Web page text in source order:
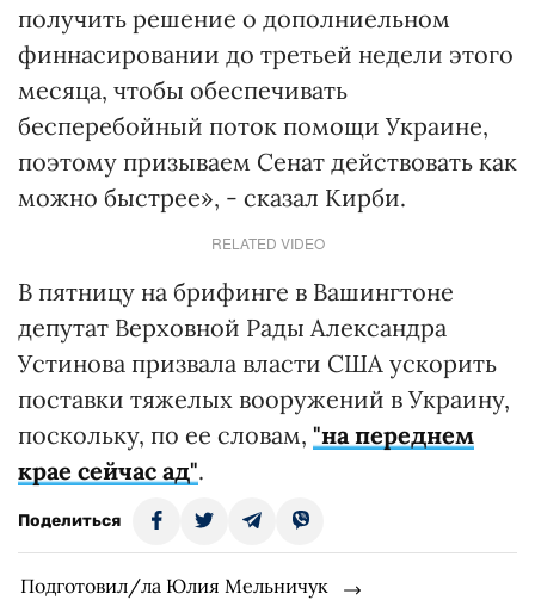
получить решение о дополниельном
финнасировании до третьей недели этого
месяца, чтобы обеспечивать
бесперебойный поток помощи Украине,
поэтому призываем Сенат действовать как
можно быстрее», - сказал Кирби.
RELATED VIDEO
В пятницу на брифинге в Вашингтоне
депутат Верховной Рады Александра
Устинова призвала власти США ускорить
поставки тяжелых вооружений в Украину,
поскольку, по ее словам, "на переднем
крае сейчас ад".
Поделиться
Подготовил/ла Юлия Мельничук